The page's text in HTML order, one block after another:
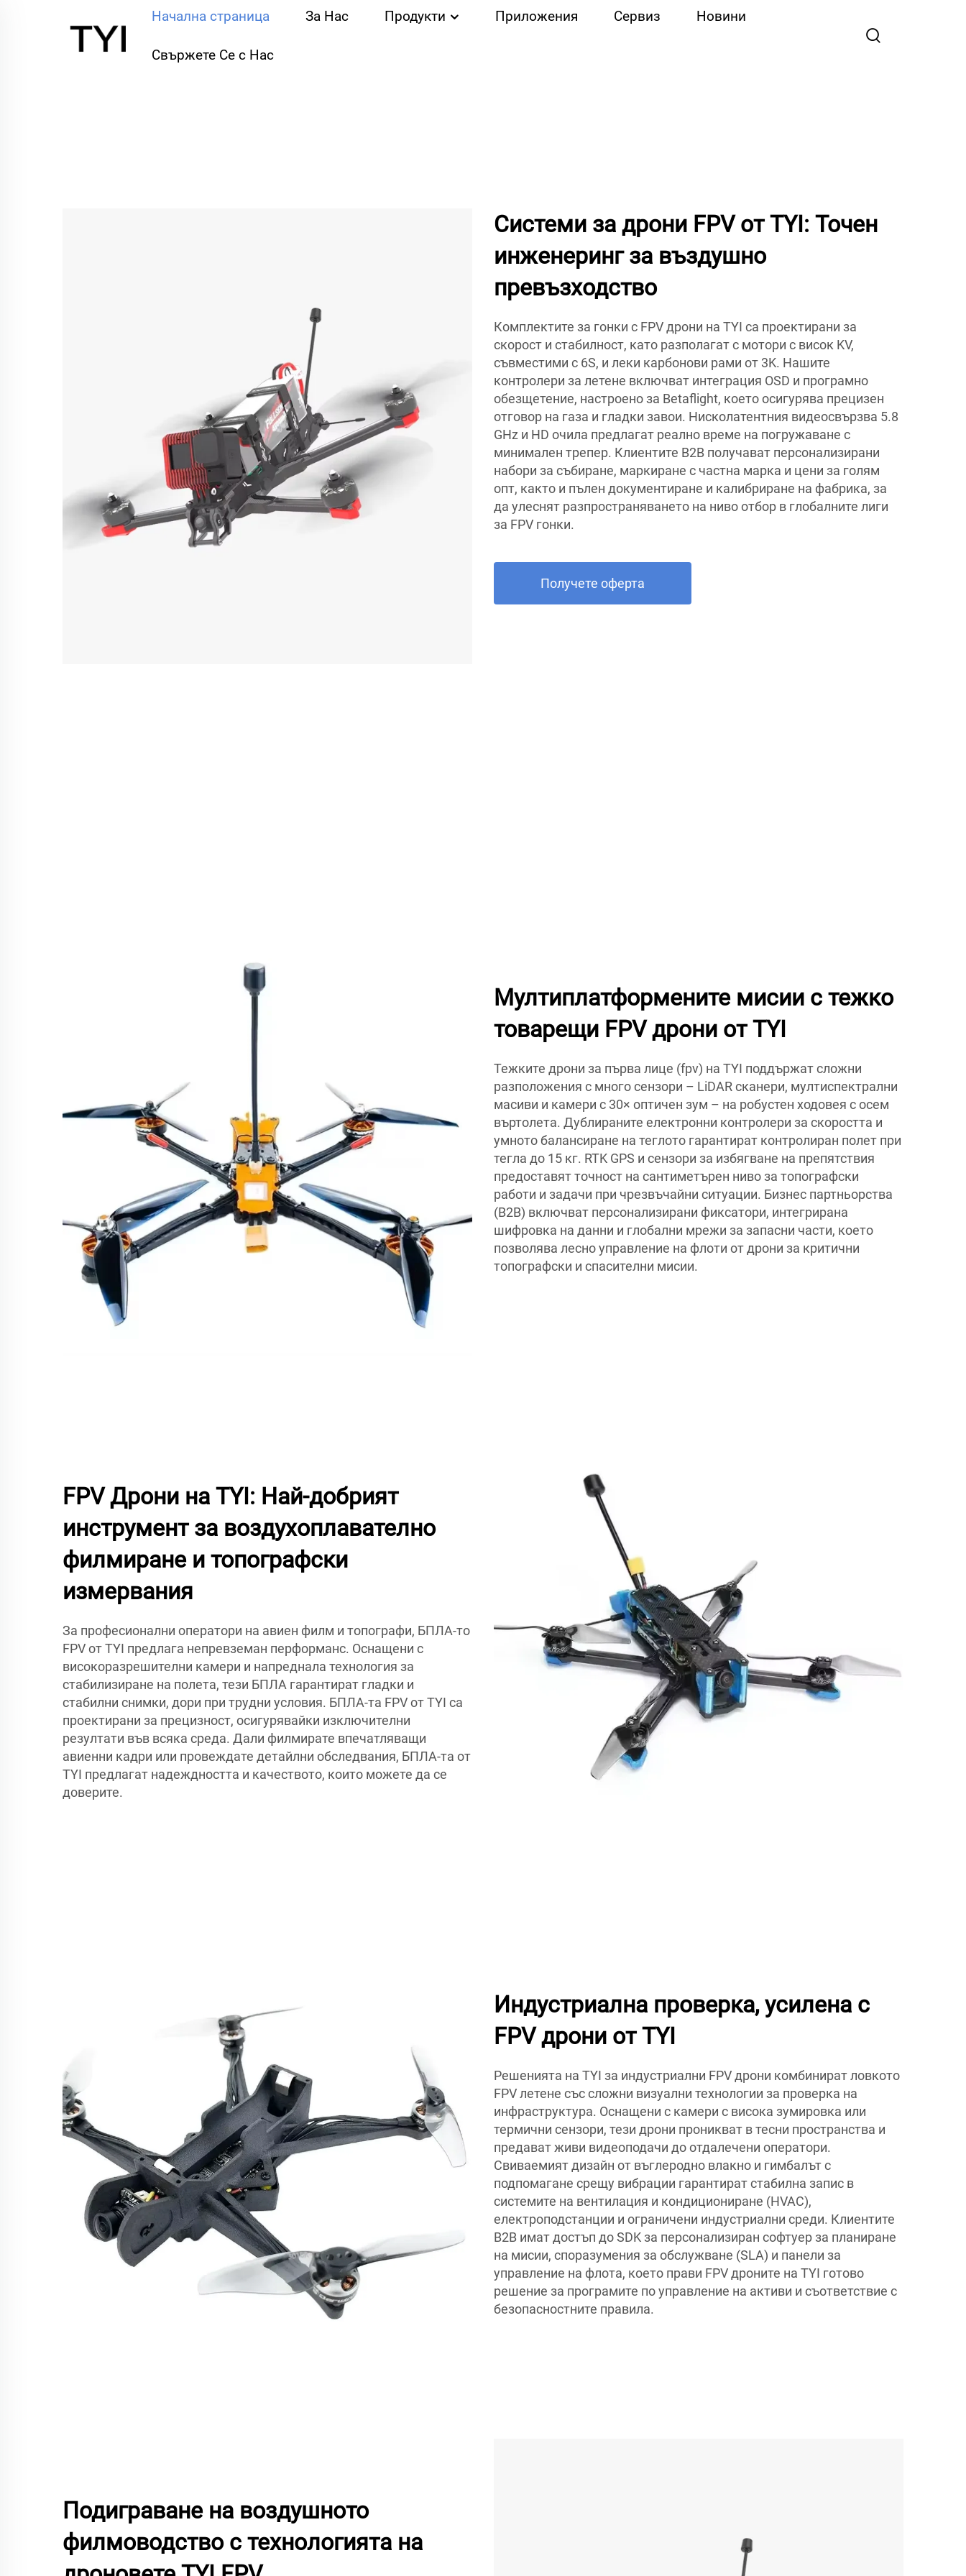
Начална страница За Нас Продукти Приложения Сервиз Новини
Свържете Се с Нас
Системи за дрони FPV от TYI: Точен
инженеринг за въздушно
превъзходство
Комплектите за гонки с FPV дрони на TYI са проектирани за
скорост и стабилност, като разполагат с мотори с висок KV,
съвместими с 6S, и леки карбонови рами от 3K. Нашите
контролери за летене включват интеграция OSD и програмно
обезщетение, настроено за Betaflight, което осигурява прецизен
отговор на газа и гладки завои. Нисколатентния видеосвързва 5.8
GHz и HD очила предлагат реално време на погружаване с
минимален трепер. Клиентите B2B получават персонализирани
набори за събиране, маркиране с частна марка и цени за голям
опт, както и пълен документиране и калибриране на фабрика, за
да улеснят разпространяването на ниво отбор в глобалните лиги
за FPV гонки.
Получете оферта
Мултиплатформените мисии с тежко
товарещи FPV дрони от TYI
Тежките дрони за първа лице (fpv) на TYI поддържат сложни
разположения с много сензори – LiDAR сканери, мултиспектрални
масиви и камери с 30× оптичен зум – на робустен ходовея с осем
въртолета. Дублираните електронни контролери за скоростта и
умното балансиране на теглото гарантират контролиран полет при
тегла до 15 кг. RTK GPS и сензори за избягване на препятствия
предоставят точност на сантиметърен ниво за топографски
работи и задачи при чрезвъчайни ситуации. Бизнес партньорства
(B2B) включват персонализирани фиксатори, интегрирана
шифровка на данни и глобални мрежи за запасни части, което
позволява лесно управление на флоти от дрони за критични
топографски и спасителни мисии.
FPV Дрони на TYI: Най-добрият
инструмент за воздухоплавателно
филмиране и топографски
измервания
За професионални оператори на авиен филм и топографи, БПЛА-то
FPV от TYI предлага непревземан перформанс. Оснащени с
високоразрешителни камери и напреднала технология за
стабилизиране на полета, тези БПЛА гарантират гладки и
стабилни снимки, дори при трудни условия. БПЛА-та FPV от TYI са
проектирани за прецизност, осигурявайки изключителни
резултати във всяка среда. Дали филмирате впечатляващи
авиенни кадри или провеждате детайлни обследвания, БПЛА-та от
TYI предлагат надеждността и качеството, които можете да се
доверите.
Индустриална проверка, усилена с
FPV дрони от TYI
Решенията на TYI за индустриални FPV дрони комбинират ловкото
FPV летене със сложни визуални технологии за проверка на
инфраструктура. Оснащени с камери с висока зумировка или
термични сензори, тези дрони проникват в тесни пространства и
предават живи видеоподачи до отдалечени оператори.
Свиваемият дизайн от въглеродно влакно и гимбалът с
подпомагане срещу вибрации гарантират стабилна запис в
системите на вентилация и кондициониране (HVAC),
електроподстанции и ограничени индустриални среди. Клиентите
B2B имат достъп до SDK за персонализиран софтуер за планиране
на мисии, споразумения за обслужване (SLA) и панели за
управление на флота, което прави FPV дроните на TYI готово
решение за програмите по управление на активи и съответствие с
безопасностните правила.
Подиграване на воздушното
филмоводство с технологията на